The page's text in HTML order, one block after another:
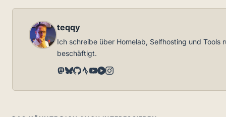
teqqy
Ich schreibe über Homelab, Selfhosting und Tools
beschäftigt.